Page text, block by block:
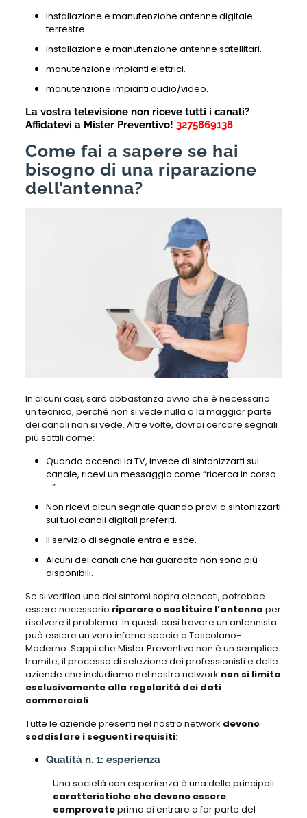
Installazione e manutenzione antenne digitale
terrestre.
Installazione e manutenzione antenne satellitari.
manutenzione impianti elettrici.
manutenzione impianti audio/video.
La vostra televisione non riceve tutti i canali?
Affidatevi a Mister Preventivo! 3275869138
Come fai a sapere se hai
bisogno di una riparazione
dell’antenna?
In alcuni casi, sarà abbastanza ovvio che è necessario
un tecnico, perché non si vede nulla o la maggior parte
dei canali non si vede. Altre volte, dovrai cercare segnali
più sottili come:
Quando accendi la TV, invece di sintonizzarti sul
canale, ricevi un messaggio come “ricerca in corso
…”.
Non ricevi alcun segnale quando provi a sintonizzarti
sui tuoi canali digitali preferiti.
Il servizio di segnale entra e esce.
Alcuni dei canali che hai guardato non sono più
disponibili.
Se si verifica uno dei sintomi sopra elencati, potrebbe
essere necessario riparare o sostituire l’antenna per
risolvere il problema. In questi casi trovare un antennista
può essere un vero inferno specie a Toscolano-
Maderno. Sappi che Mister Preventivo non è un semplice
tramite, il processo di selezione dei professionisti e delle
aziende che includiamo nel nostro network non si limita
esclusivamente alla regolarità dei dati
commerciali.
Tutte le aziende presenti nel nostro network devono
soddisfare i seguenti requisiti:
Qualità n. 1: esperienza
Una società con esperienza è una delle principali
caratteristiche che devono essere
comprovateprima di entrare a far parte del